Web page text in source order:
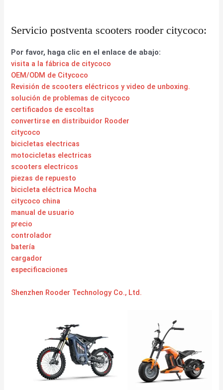
Servicio postventa scooters rooder citycoco:
Por favor, haga clic en el enlace de abajo:
visita a la fábrica de citycoco
OEM/ODM de Citycoco
Revisión de scooters eléctricos y video de unboxing.
solución de problemas de citycoco
certificados de escoltas
convertirse en distribuidor Rooder
citycoco
bicicletas electricas
motocicletas electricas
scooters electricos
piezas de repuesto
bicicleta eléctrica Mocha
citycoco china
manual de usuario
precio
controlador
batería
cargador
especificaciones
Shenzhen Rooder Technology Co., Ltd.